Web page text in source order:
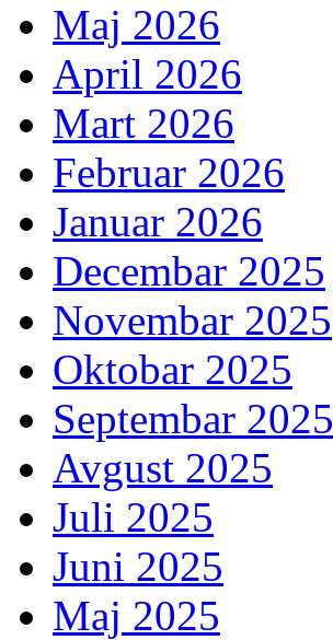
Maj 2026
April 2026
Mart 2026
Februar 2026
Januar 2026
Decembar 2025
Novembar 2025
Oktobar 2025
Septembar 2025
Avgust 2025
Juli 2025
Juni 2025
Maj 2025